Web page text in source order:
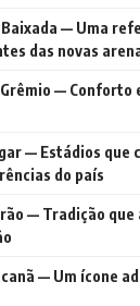
— Uma
das novas
— Conforto
— Estádios que
do país
— Tradição que
— Um ícone